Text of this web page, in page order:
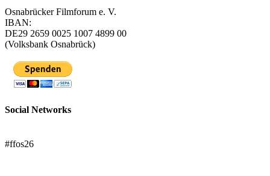
Osnabrücker Filmforum e. V.
IBAN:
DE29 2659 0025 1007 4899 00
(Volksbank Osnabrück)
Social Networks
#ffos26